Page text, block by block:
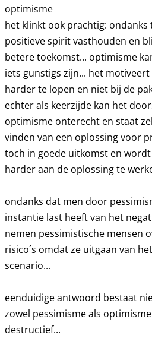
optimisme
het klinkt ook prachtig: ondanks
positieve spirit vasthouden en
betere toekomst... optimisme
iets gunstigs zijn... het
harder te lopen en niet bij de
echter als keerzijde kan het
optimisme onterecht en staat
vinden van een oplossing voor
toch in goede uitkomst en
harder aan de oplossing te
ondanks dat men door
instantie last heeft van het
nemen pessimistische mensen
risico´s omdat ze uitgaan van
scenario...
eenduidige antwoord bestaat
zowel pessimisme als
destructief...